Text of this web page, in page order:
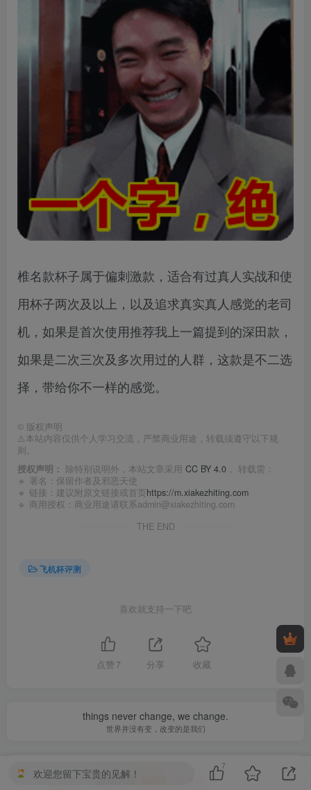
椎名款杯子属于偏刺激款，适合有过真人实战和使
用杯子两次及以上，以及追求真实真人感觉的老司
机，如果是首次使用推荐我上一篇提到的深田款，
如果是二次三次及多次用过的人群，这款是不二选
择，带给你不一样的感觉。
© 版权声明
⚠️本站内容仅供个人学习交流，严禁商业用途，转载须遵守以下规
则。
授权声明： 除特别说明外，本站文章采用 CC BY 4.0 ， 转载需：
🔹 署名：保留作者及 邪恶天使
🔹 链接：建议附原文链接或首页https://m.xiakezhiting.com
🔹 商用授权：商业用途请联系admin@xiakezhiting.com
THE END
飞机杯评测
喜欢就支持一下吧
点赞 7 分享 收藏
things never change, we change.
世界并没有变，改变的是我们
游戏人生
欢迎您留下宝贵的见解！
7